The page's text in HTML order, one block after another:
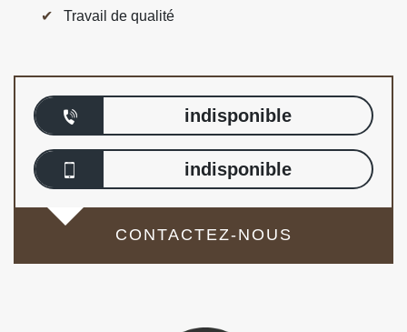
Travail de qualité
indisponible
indisponible
CONTACTEZ-NOUS